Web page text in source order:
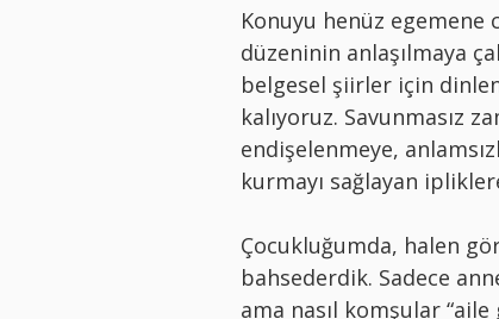
Konuyu henüz egemene
düzeninin anlaşılmaya
belgesel şiirler için
kalıyoruz. Savunmasız
endişelenmeye,
kurmayı sağlayan
Çocukluğumda, halen
bahsederdik. Sadece
ama nasıl komşular “aile